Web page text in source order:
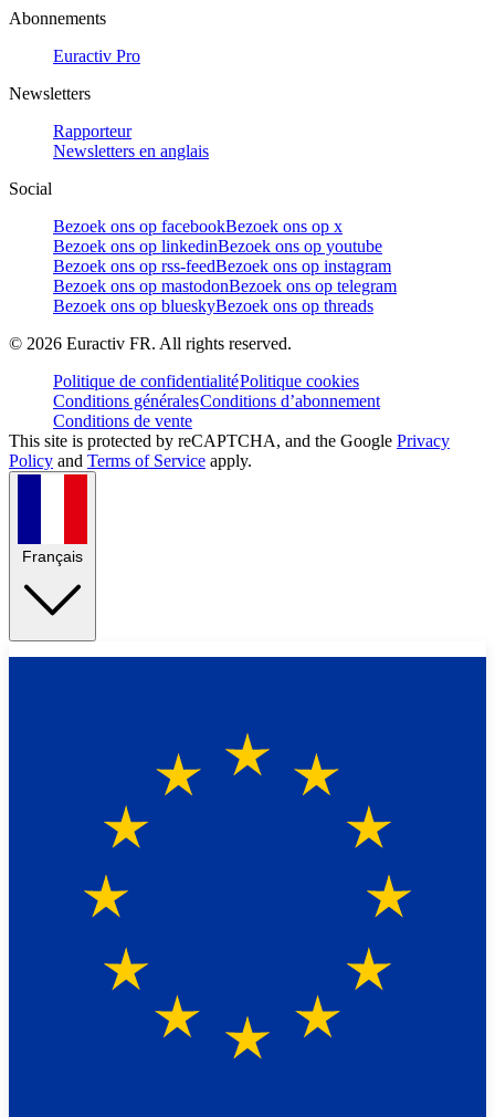
Abonnements
Euractiv Pro
Newsletters
Rapporteur
Newsletters en anglais
Social
Bezoek ons op facebookBezoek ons op x
Bezoek ons op linkedinBezoek ons op youtube
Bezoek ons op rss-feedBezoek ons op instagram
Bezoek ons op mastodonBezoek ons op telegram
Bezoek ons op blueskyBezoek ons op threads
© 2026 Euractiv FR. All rights reserved.
Politique de confidentialitéPolitique cookies
Conditions généralesConditions d’abonnement
Conditions de vente
This site is protected by reCAPTCHA, and the Google Privacy
Policy and Terms of Service apply.
Français